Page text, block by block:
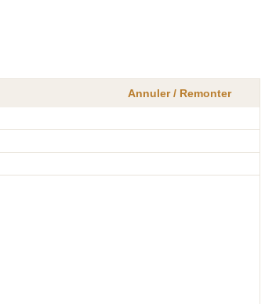
Annuler / Remonter